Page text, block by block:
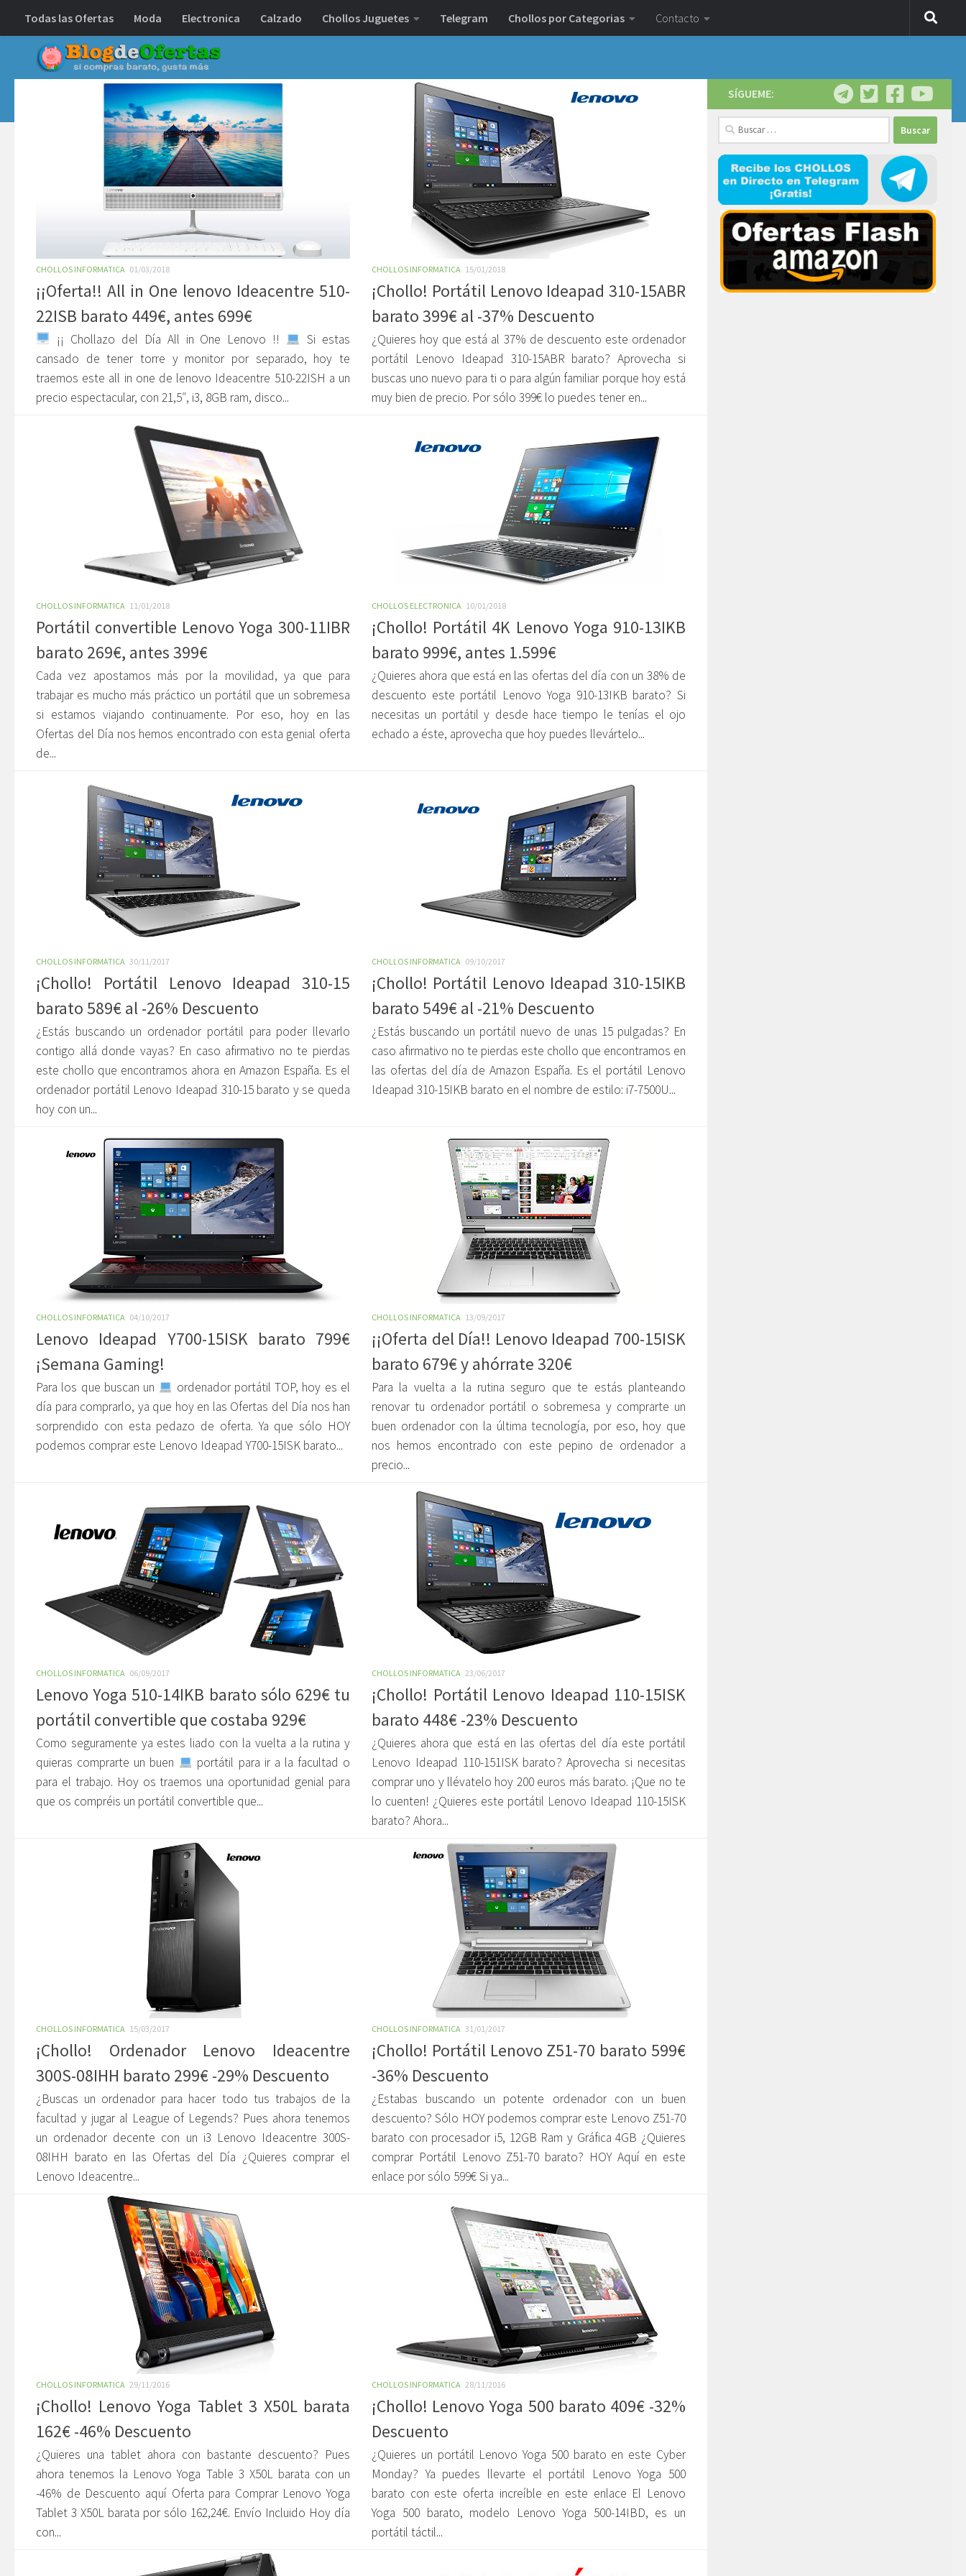
Debajo del contenido
Todas las Ofertas Moda Electronica Calzado Chollos Juguetes Telegram Chollos por Categorias Contacto
CHOLLOS INFORMATICA 01/03/2018
¡¡Oferta!! All in One lenovo Ideacentre 510-
22ISB barato 449€, antes 699€
¡¡ Chollazo del Día All in One Lenovo !!
Si estas
cansado de tener torre y monitor por separado, hoy te
traemos este all in one de lenovo Ideacentre 510-22ISH a un
precio espectacular, con 21,5″, i3, 8GB ram, disco...
CHOLLOS INFORMATICA 15/01/2018
¡Chollo! Portátil Lenovo Ideapad 310-15ABR
barato 399€ al -37% Descuento
¿Quieres hoy que está al 37% de descuento este ordenador
portátil Lenovo Ideapad 310-15ABR barato? Aprovecha si
buscas uno nuevo para ti o para algún familiar porque hoy está
muy bien de precio. Por sólo 399€ lo puedes tener en...
CHOLLOS INFORMATICA 11/01/2018
Portátil convertible Lenovo Yoga 300-11IBR
barato 269€, antes 399€
Cada vez apostamos más por la movilidad, ya que para
trabajar es mucho más práctico un portátil que un sobremesa
si estamos viajando continuamente. Por eso, hoy en las
Ofertas del Día nos hemos encontrado con esta genial oferta
de...
CHOLLOS ELECTRONICA 10/01/2018
¡Chollo! Portátil 4K Lenovo Yoga 910-13IKB
barato 999€, antes 1.599€
¿Quieres ahora que está en las ofertas del día con un 38% de
descuento este portátil Lenovo Yoga 910-13IKB barato? Si
necesitas un portátil y desde hace tiempo le tenías el ojo
echado a éste, aprovecha que hoy puedes llevártelo...
CHOLLOS INFORMATICA 30/11/2017
¡Chollo! Portátil Lenovo Ideapad 310-15
barato 589€ al -26% Descuento
¿Estás buscando un ordenador portátil para poder llevarlo
contigo allá donde vayas? En caso afirmativo no te pierdas
este chollo que encontramos ahora en Amazon España. Es el
ordenador portátil Lenovo Ideapad 310-15 barato y se queda
hoy con un...
CHOLLOS INFORMATICA 09/10/2017
¡Chollo! Portátil Lenovo Ideapad 310-15IKB
barato 549€ al -21% Descuento
¿Estás buscando un portátil nuevo de unas 15 pulgadas? En
caso afirmativo no te pierdas este chollo que encontramos en
las ofertas del día de Amazon España. Es el portátil Lenovo
Ideapad 310-15IKB barato en el nombre de estilo: i7-7500U...
CHOLLOS INFORMATICA 04/10/2017
Lenovo Ideapad Y700-15ISK barato 799€
¡Semana Gaming!
Para los que buscan un
ordenador portátil TOP, hoy es el
día para comprarlo, ya que hoy en las Ofertas del Día nos han
sorprendido con esta pedazo de oferta. Ya que sólo HOY
podemos comprar este Lenovo Ideapad Y700-15ISK barato...
CHOLLOS INFORMATICA 13/09/2017
¡¡Oferta del Día!! Lenovo Ideapad 700-15ISK
barato 679€ y ahórrate 320€
Para la vuelta a la rutina seguro que te estás planteando
renovar tu ordenador portátil o sobremesa y comprarte un
buen ordenador con la última tecnología, por eso, hoy que
nos hemos encontrado con este pepino de ordenador a
precio...
CHOLLOS INFORMATICA 06/09/2017
Lenovo Yoga 510-14IKB barato sólo 629€ tu
portátil convertible que costaba 929€
Como seguramente ya estes liado con la vuelta a la rutina y
quieras comprarte un buen
portátil para ir a la facultad o
para el trabajo. Hoy os traemos una oportunidad genial para
que os compréis un portátil convertible que...
CHOLLOS INFORMATICA 23/06/2017
¡Chollo! Portátil Lenovo Ideapad 110-15ISK
barato 448€ -23% Descuento
¿Quieres ahora que está en las ofertas del día este portátil
Lenovo Ideapad 110-151ISK barato? Aprovecha si necesitas
comprar uno y llévatelo hoy 200 euros más barato. ¡Que no te
lo cuenten! ¿Quieres este portátil Lenovo Ideapad 110-15ISK
barato? Ahora...
CHOLLOS INFORMATICA 15/03/2017
¡Chollo! Ordenador Lenovo Ideacentre
300S-08IHH barato 299€ -29% Descuento
¿Buscas un ordenador para hacer todo tus trabajos de la
facultad y jugar al League of Legends? Pues ahora tenemos
un ordenador decente con un i3 Lenovo Ideacentre 300S-
08IHH barato en las Ofertas del Día ¿Quieres comprar el
Lenovo Ideacentre...
CHOLLOS INFORMATICA 31/01/2017
¡Chollo! Portátil Lenovo Z51-70 barato 599€
-36% Descuento
¿Estabas buscando un potente ordenador con un buen
descuento? Sólo HOY podemos comprar este Lenovo Z51-70
barato con procesador i5, 12GB Ram y Gráfica 4GB ¿Quieres
comprar Portátil Lenovo Z51-70 barato? HOY Aquí en este
enlace por sólo 599€ Si ya...
CHOLLOS INFORMATICA 29/11/2016
¡Chollo! Lenovo Yoga Tablet 3 X50L barata
162€ -46% Descuento
¿Quieres una tablet ahora con bastante descuento? Pues
ahora tenemos la Lenovo Yoga Table 3 X50L barata con un
-46% de Descuento aquí Oferta para Comprar Lenovo Yoga
Tablet 3 X50L barata por sólo 162,24€. Envío Incluido Hoy día
con...
CHOLLOS INFORMATICA 28/11/2016
¡Chollo! Lenovo Yoga 500 barato 409€ -32%
Descuento
¿Quieres un portátil Lenovo Yoga 500 barato en este Cyber
Monday? Ya puedes llevarte el portátil Lenovo Yoga 500
barato con este oferta increíble en este enlace El Lenovo
Yoga 500 barato, modelo Lenovo Yoga 500-14IBD, es un
portátil táctil...
SÍGUEME:
Buscar: